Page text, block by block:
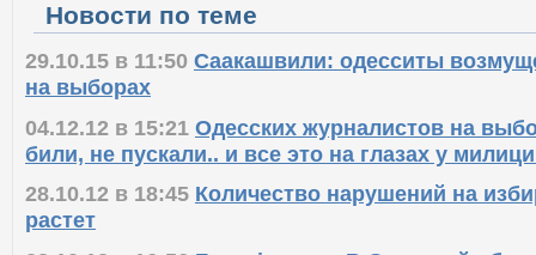
Новости по теме
29.10.15 в 11:50 Саакашвили: одесситы
на выборах
04.12.12 в 15:21 Одесских журналистов на
били, не пускали.. и все это на глазах у
28.10.12 в 18:45 Количество нарушений на
растет